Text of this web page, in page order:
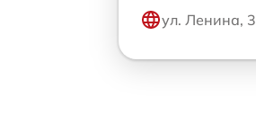
ул. Ленина, 3